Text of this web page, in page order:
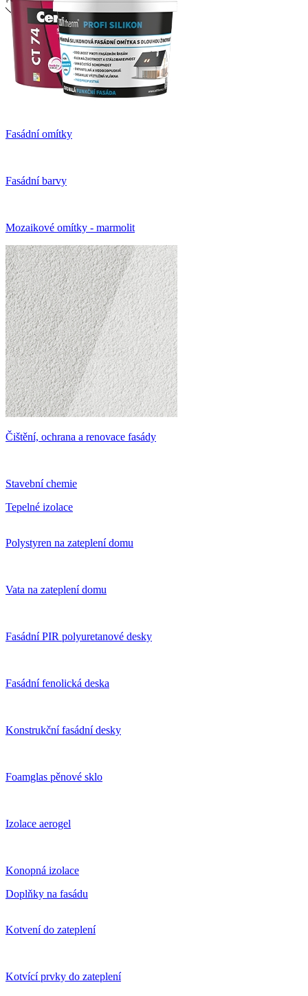
Fasádní omítky
Fasádní barvy
Mozaikové omítky - marmolit
Čištění, ochrana a renovace fasády
Stavební chemie
Tepelné izolace
Polystyren na zateplení domu
Vata na zateplení domu
Fasádní PIR polyuretanové desky
Fasádní fenolická deska
Konstrukční fasádní desky
Foamglas pěnové sklo
Izolace aerogel
Konopná izolace
Doplňky na fasádu
Kotvení do zateplení
Kotvící prvky do zateplení